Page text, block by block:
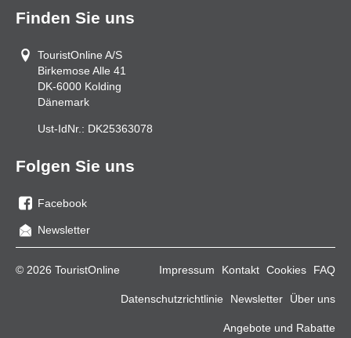
Finden Sie uns
TouristOnline A/S
Birkemose Alle 41
DK-6000 Kolding
Dänemark
Ust-IdNr.: DK25363078
Folgen Sie uns
Sie
uns
Facebook
Newsletter
© 2026 TouristOnline Impressum Kontakt Cookies FAQ
Datenschutzrichtlinie Newsletter Über uns
Angebote und Rabatte